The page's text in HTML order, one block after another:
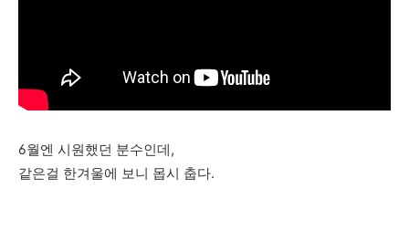
6월엔 시원했던 분수인데,
같은걸 한겨울에 보니 몹시 춥다.